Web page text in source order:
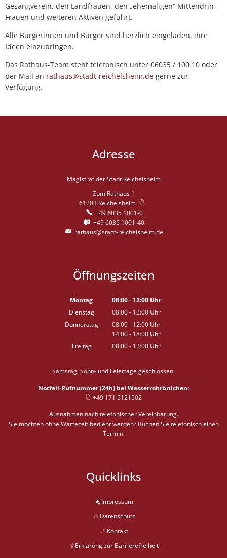
Gesangverein, den Landfrauen, den „ehemaligen“ Mittendrin-
Frauen und weiteren Aktiven geführt.
Alle Bürgerinnen und Bürger sind herzlich eingeladen, ihre
Ideen einzubringen.
Das Rathaus-Team steht telefonisch unter 06035 / 100 10 oder
per Mail an rathaus@stadt-reichelsheim.de gerne zur
Verfügung.
Adresse
Magistrat der Stadt Reichelsheim
Zum Rathaus 1
61203 Reichelsheim
+49 6035 1001-0
+49 6035 1001-40
rathaus@stadt-reichelsheim.de
Öffnungszeiten
Montag 08:00- 12:00Uhr
Von 08:00 bis 12:00 Uhr
Dienstag 08:00- 12:00 Uhr
Von 08:00 bis 12:00 Uhr
Donnerstag 08:00- 12:00 Uhr
Von 08:00 bis 12:00 Uhr
14:00- 18:00 Uhr
Von 14:00 bis 18:00 Uhr
Freitag 08:00- 12:00 Uhr
Samstag, Sonn- und Feiertage geschlossen.
Notfall-Rufnummer (24h) bei Wasserrohrbrüchen:
+49 171 5121502
Ausnahmen nach telefonischer Vereinbarung.
Sie möchten ohne Wartezeit bedient werden? Buchen Sie telefonisch einen
Termin.
Quicklinks
Impressum
Datenschutz
Kontakt
Erklärung zur Barrierefreiheit